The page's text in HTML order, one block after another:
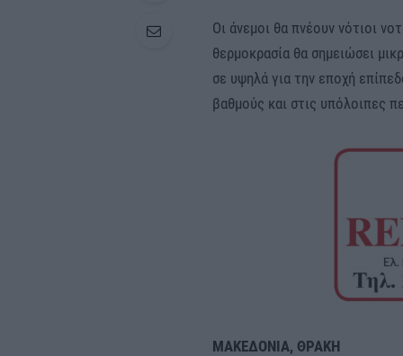
Οι άνεμοι θα πνέουν νότιοι
θερμοκρασία θα σημειώσει
σε υψηλά για την εποχή
βαθμούς και στις υπόλοιπες
ΜΑΚΕΔΟΝΙΑ, ΘΡΑΚΗ